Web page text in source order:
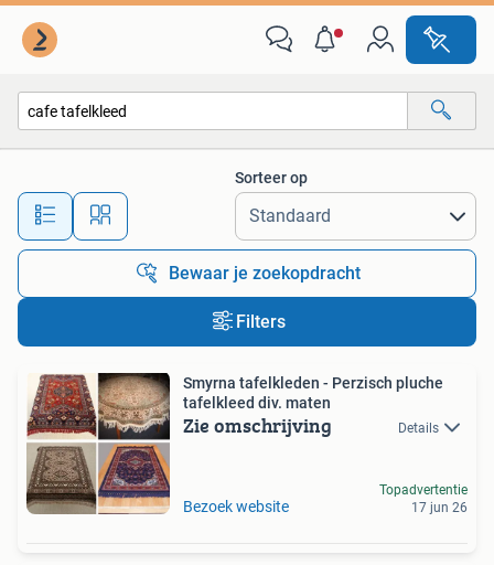
Alle afstanden…
Sorteer op
Bewaar je zoekopdracht
Filters
Smyrna tafelkleden - Perzisch pluche
tafelkleed div. maten
Zie omschrijving Details
Bezoek website
Topadvertentie
17 jun 26